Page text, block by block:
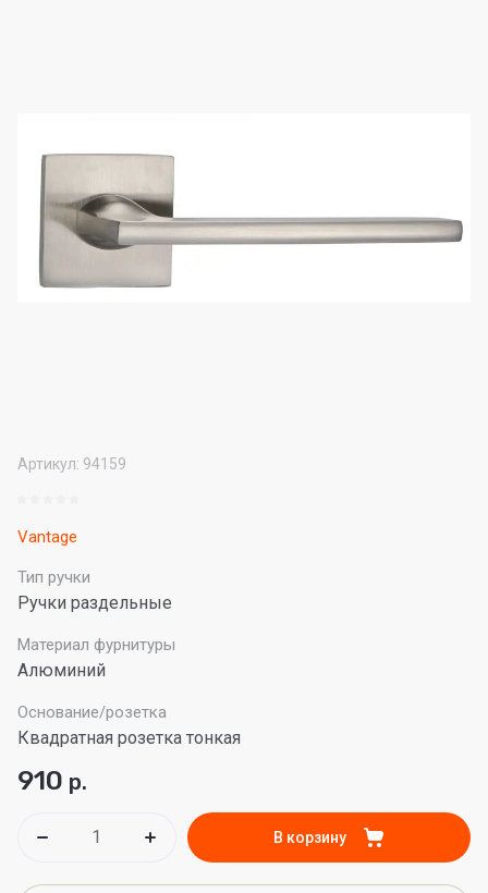
Артикул: 94159
Vantage
Тип ручки
Ручки раздельные
Материал фурнитуры
Алюминий
Основание/розетка
Квадратная розетка тонкая
910 р.
В корзину